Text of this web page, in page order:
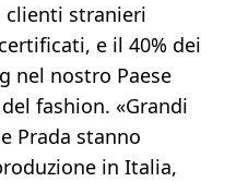
clienti stranieri
e il 40% dei
nel nostro Paese
fashion. «Grandi
Prada stanno
in Italia,